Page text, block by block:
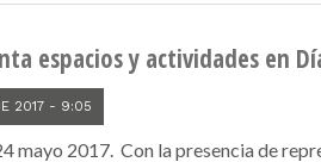
espacios y actividades en
2017 - 9:05
mayo 2017. Con la presencia de